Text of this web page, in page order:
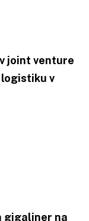
joint venture
v
gigaliner na